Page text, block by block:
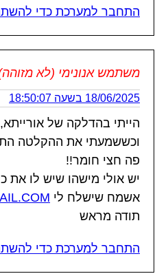
התחבר למערכת כדי
משתמש אנונימי (לא
18/06/2025 בשעה 18:50:07
הייתי בהדלקה של
וכששמעתי את ההקלטה
פה חצי חומר!!
יש אולי מישהו שיש לו את
אשמח שישלח לי
תודה מראש
התחבר למערכת כדי